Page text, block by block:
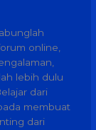
online,
lebih dulu
dari
membuat
dari